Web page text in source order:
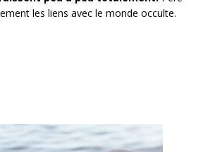
les liens avec le monde occulte.